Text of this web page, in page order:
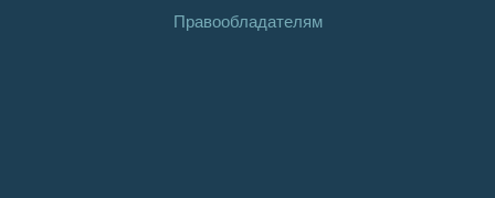
Правообладателям